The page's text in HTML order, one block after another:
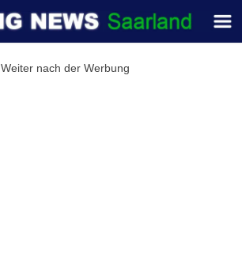
Weiter nach der Werbung